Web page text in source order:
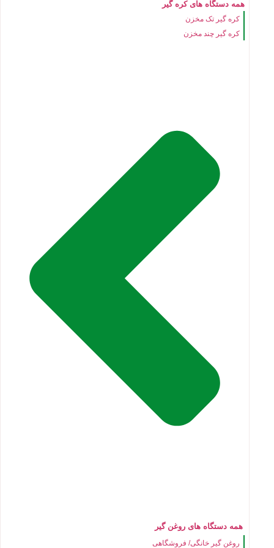
همه دستگاه های کره گیر
کره گیر تک مخزن
کره گیر چند مخزن
همه دستگاه های روغن گیر
روغن گیر خانگی/ فروشگاهی